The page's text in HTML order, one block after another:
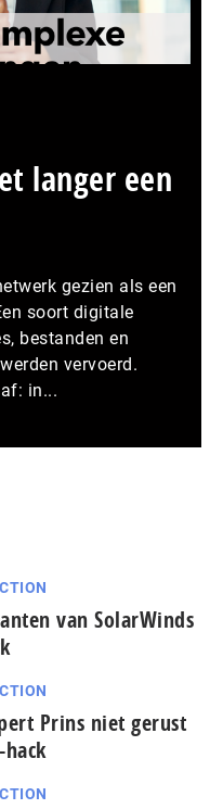
langer een
gezien als een
soort digitale
bestanden en
vervoerd.
in...
van SolarWinds
Prins niet gerust